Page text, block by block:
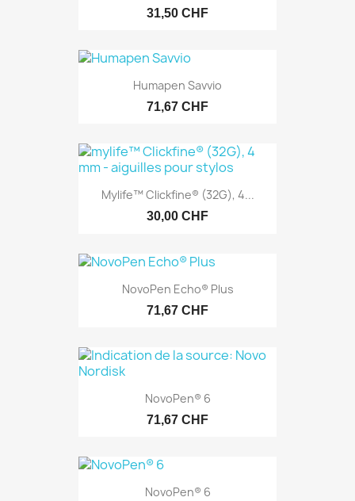
31,50 CHF
Humapen Savvio
71,67 CHF
Mylife™ Clickfine® (32G), 4...
30,00 CHF
NovoPen Echo® Plus
71,67 CHF
NovoPen® 6
71,67 CHF
NovoPen® 6